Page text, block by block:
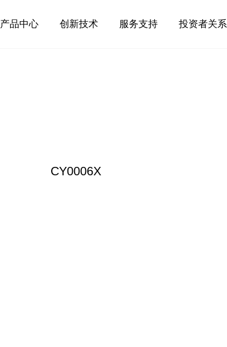
产品中心 创新技术 服务支持 投资者关系
CY0006X